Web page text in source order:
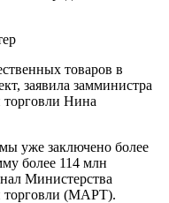
товаров в
заявила замминистра
торговли Нина
уже заключено более
более 114 млн
Министерства
торговли (МАРТ).